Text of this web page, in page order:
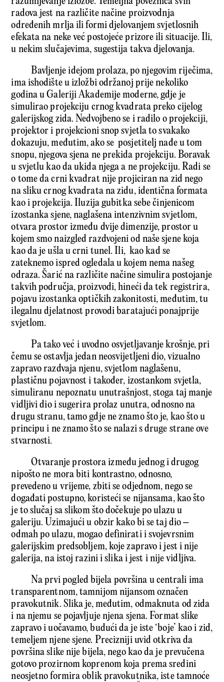
radova jest na različite načine proizvodnja
određenih mrlja ili formi djelovanjem svjetlosnih
efekata na neke već postojeće prizore ili situacije. Ili,
u nekim slučajevima, sugestija takva djelovanja.
Bavljenje idejom prolaza, po njegovim riječima,
ima ishodište u izložbi održanoj prije nekoliko
godina u Galeriji Akademije moderne, gdje je
simulirao projekciju crnog kvadrata preko cijelog
galerijskog zida. Nedvojbeno se i radilo o projekciji,
projektor i projekcioni snop svjetla to svakako
dokazuju, međutim, ako se posjetitelj nađe u tom
snopu, njegova sjena ne prekida projekciju. Boravak
u svjetlu kao da ukida njega a ne projekciju. Radi se
o tome da crni kvadrat nije projiciran na zid nego
na sliku crnog kvadrata na zidu, identična formata
kao i projekcija. Iluzija gubitka sebe činjenicom
izostanka sjene, naglašena intenzivnim svjetlom,
otvara prostor između dvije dimenzije, prostor u
kojem smo naizgled razdvojeni od naše sjene koja
kao da je ušla u crni tunel. Ili, kao kad se
zateknemo ispred ogledala u kojem nema našeg
odraza. Šarić na različite načine simulira postojanje
takvih područja, proizvodi, hineći da tek registrira,
pojavu izostanka optičkih zakonitosti, međutim, tu
ilegalnu djelatnost provodi baratajući ponajprije
svjetlom.
Pa tako već i uvodno osvjetljavanje krošnje, pri
čemu se ostavlja jedan neosvijetljeni dio, vizualno
zapravo razdvaja njenu, svjetlom naglašenu,
plastičnu pojavnost i također, izostankom svjetla,
simuliranu nepoznatu unutrašnjost, stoga taj manje
vidljivi dio i sugerira prolaz unutra, odnosno na
drugu stranu, tamo gdje ne znamo što je, kao što u
principu i ne znamo što se nalazi s druge strane ove
stvarnosti.
Otvaranje prostora između jednog i drugog
nipošto ne mora biti kontrastno, odnosno,
prevedeno u vrijeme, zbiti se odjednom, nego se
događati postupno, koristeći se nijansama, kao što
je to slučaj sa slikom što dočekuje po ulazu u
galeriju. Uzimajući u obzir kako bi se taj dio –
odmah po ulazu, mogao definirati i svojevrsnim
galerijskim predsobljem, koje zapravo i jest i nije
galerija, na istoj razini i slika i jest i nije vidljiva.
Na prvi pogled bijela površina u centrali ima
transparentnom, tamnijom nijansom označen
pravokutnik. Slika je, međutim, odmaknuta od zida
i na njemu se pojavljuje njena sjena. Format slike
zapravo i uočavamo, budući da je iste ‘boje’ kao i zid,
temeljem njene sjene. Precizniji uvid otkriva da
površina slike nije bijela, nego kao da je prevučena
gotovo prozirnom koprenom koja prema sredini
neosjetno formira oblik pravokutnika, iste tamnoće